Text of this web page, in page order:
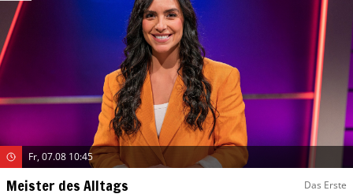
Fr, 07.08 10:45
Meister des Alltags Das Erste